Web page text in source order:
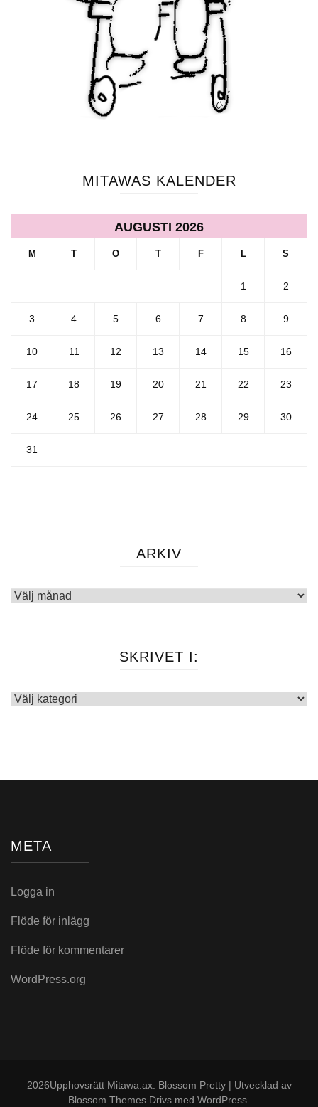
MITAWAS KALENDER
AUGUSTI 2026
M T O T F L S
1 2
3 4 5 6 7 8 9
10 11 12 13 14 15 16
17 18 19 20 21 22 23
24 25 26 27 28 29 30
31
ARKIV
Arkiv
SKRIVET I:
Skrivet
META
Logga in
Flöde för inlägg
Flöde för kommentarer
WordPress.org
2026Upphovsrätt Mitawa.ax. Blossom Pretty | Utvecklad av
Blossom Themes .Drivs med WordPress